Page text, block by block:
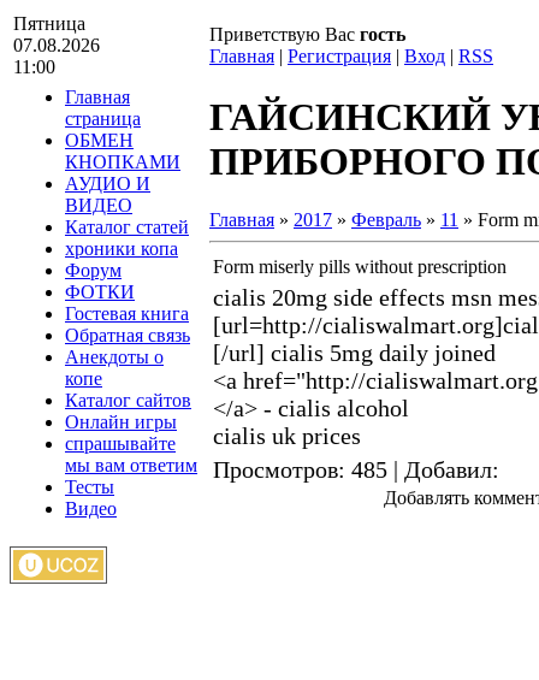
Пятница
07.08.2026
11:00
Приветствую Вас гость
Главная | Регистрация | Вход | RSS
Главная
страница
ОБМЕН
КНОПКАМИ
АУДИО И
ВИДЕО
Каталог статей
хроники копа
Форум
ФОТКИ
Гостевая книга
Обратная связь
Анекдоты о
копе
Каталог сайтов
Онлайн игры
спрашывайте
мы вам ответим
Тесты
Видео
ГАЙСИНСКИЙ
ПРИБОРНОГО
Главная » 2017 » Февраль » 11 » Form
Form miserly pills without prescription
cialis 20mg side effects msn
[url=http://
[/url] cialis 5mg daily joined
<a href="http://
</a> - cialis alcohol
cialis uk prices
Просмотров: 485 | Добавил:
Добавлять